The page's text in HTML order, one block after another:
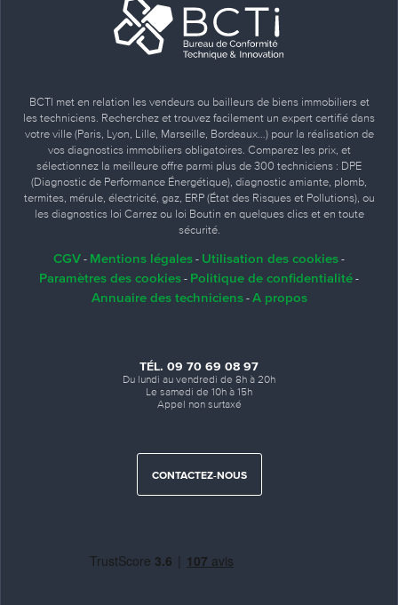
BCTI met en relation les vendeurs ou bailleurs de biens immobiliers et
les techniciens. Recherchez et trouvez facilement un expert certifié dans
votre ville (Paris, Lyon, Lille, Marseille, Bordeaux…) pour la réalisation de
vos diagnostics immobiliers obligatoires. Comparez les prix, et
sélectionnez la meilleure offre parmi plus de 300 techniciens : DPE
(Diagnostic de Performance Énergétique), diagnostic amiante, plomb,
termites, mérule, électricité, gaz, ERP (État des Risques et Pollutions), ou
les diagnostics loi Carrez ou loi Boutin en quelques clics et en toute
sécurité.
CGV - Mentions légales - Utilisation des cookies -
Paramètres des cookies - Politique de confidentialité -
Annuaire des techniciens- A propos
TÉL. 09 70 69 08 97
Du lundi au vendredi de 8h à 20h
Le samedi de 10h à 15h
Appel non surtaxé
CONTACTEZ-NOUS